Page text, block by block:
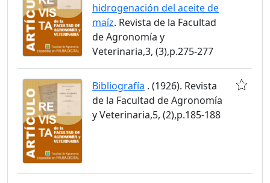
hidrogenación del aceite de
maíz. Revista de la Facultad
de Agronomía y
Veterinaria,3, (3),p.275-277
Bibliografía . (1926). Revista
de la Facultad de Agronomía
y Veterinaria,5, (2),p.185-188